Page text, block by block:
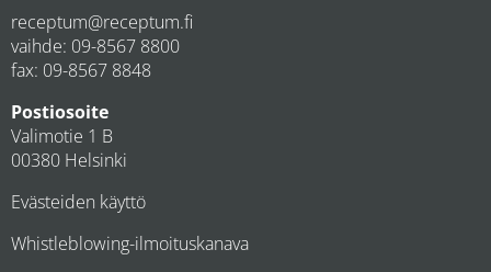
receptum@receptum.fi
vaihde: 09-8567 8800
fax: 09-8567 8848
Postiosoite
Valimotie 1 B
00380 Helsinki
Evästeiden käyttö
Whistleblowing-ilmoituskanava